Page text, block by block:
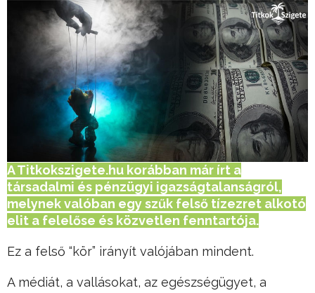
A Titkokszigete.hu korábban már írt a
társadalmi és pénzügyi igazságtalanságról,
melynek valóban egy szűk felső tízezret alkotó
elit a felelőse és közvetlen fenntartója.
Ez a felső “kör” irányít valójában mindent.
A médiát, a vallásokat, az egészségügyet, a